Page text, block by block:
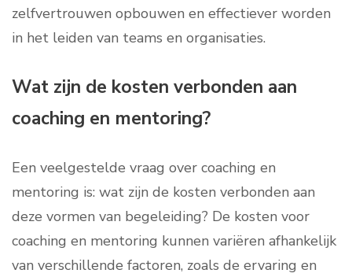
zelfvertrouwen opbouwen en effectiever worden
in het leiden van teams en organisaties.
Wat zijn de kosten verbonden aan
coaching en mentoring?
Een veelgestelde vraag over coaching en
mentoring is: wat zijn de kosten verbonden aan
deze vormen van begeleiding? De kosten voor
coaching en mentoring kunnen variëren afhankelijk
van verschillende factoren, zoals de ervaring en